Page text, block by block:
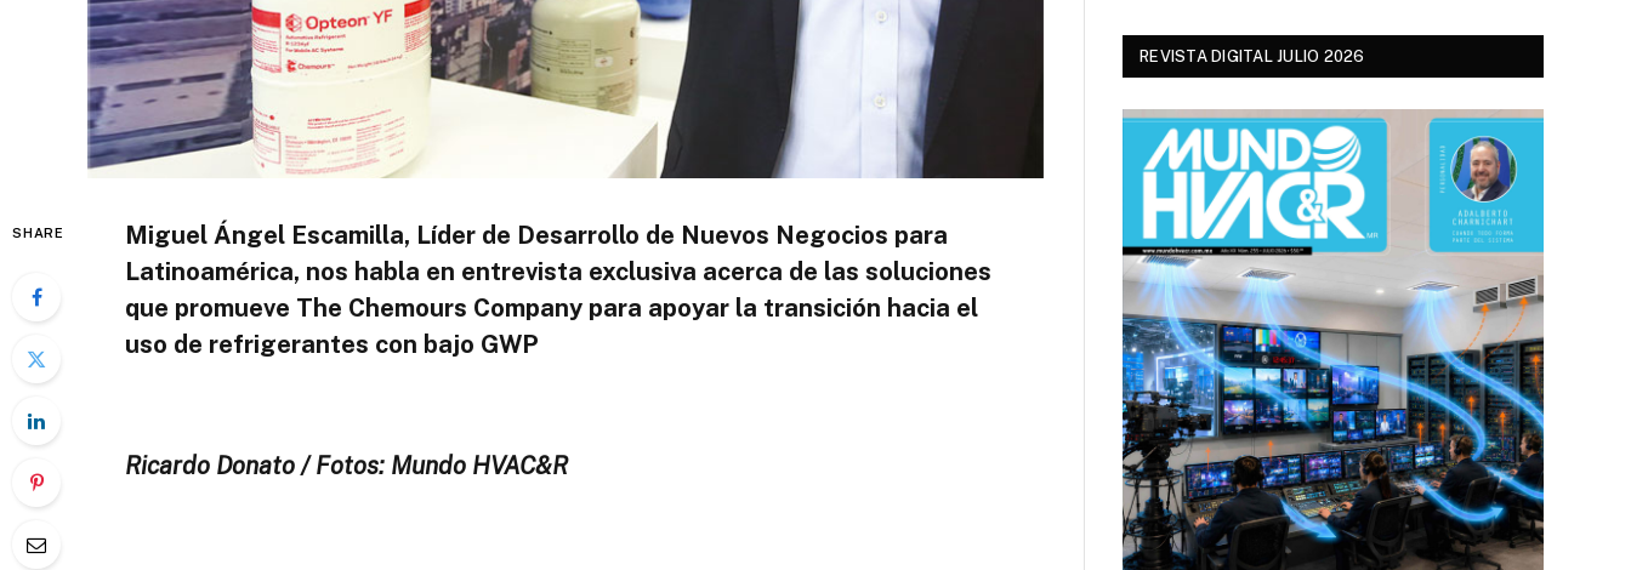
SHARE
Miguel Ángel Escamilla, Líder de Desarrollo de Nuevos Negocios para
Latinoamérica, nos habla en entrevista exclusiva acerca de las soluciones
que promueve The Chemours Company para apoyar la transición hacia el
uso de refrigerantes con bajo GWP
Ricardo Donato / Fotos: Mundo HVAC&R
REVISTA DIGITAL JULIO 2026